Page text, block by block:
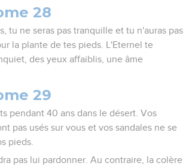
28
tu ne seras pas tranquille et tu n'auras pas
la plante de tes pieds. L'Eternel te
des yeux affaiblis, une âme
29
pendant 40 ans dans le désert. Vos
pas usés sur vous et vos sandales ne se
pieds.
pas lui pardonner. Au contraire, la colère